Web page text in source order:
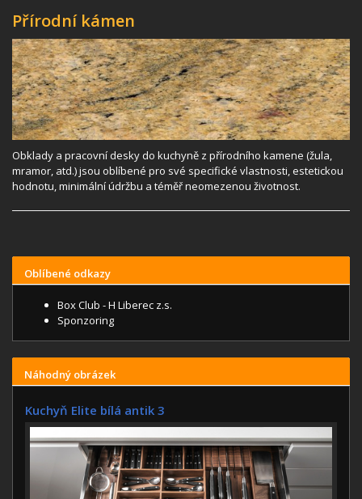
Přírodní kámen
Obklady a pracovní desky do kuchyně z přírodního kamene (žula,
mramor, atd.) jsou oblíbené pro své specifické vlastnosti, estetickou
hodnotu, minimální údržbu a téměř neomezenou životnost.
Oblíbené odkazy
Box Club - H Liberec z.s.
Sponzoring
Náhodný obrázek
Kuchyň Elite bílá antik 3